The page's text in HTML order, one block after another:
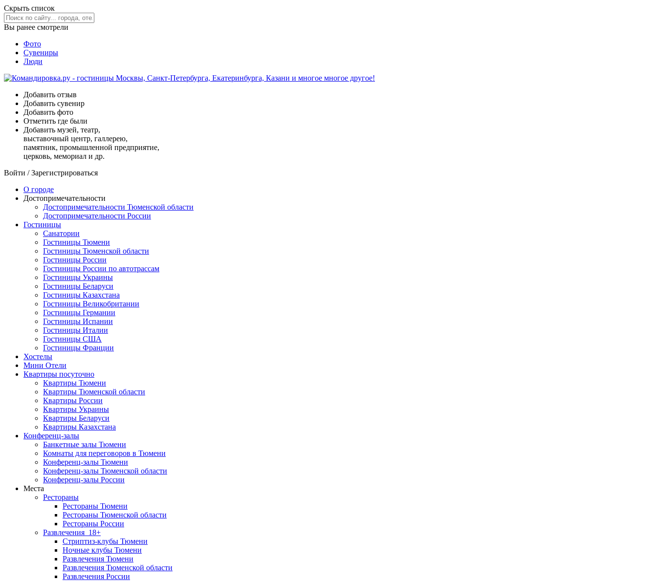
Скрыть список
Вы ранее смотрели
Фото
Сувениры
Люди
Добавить отзыв
Добавить сувенир
Добавить фото
Отметить где были
Добавить музей, театр,
выставочный центр, галлерею,
памятник, промышленной предприятие,
церковь, мемориал и др.
Войти /Зарегистрироваться
О городе
Достопримечательности
Достопримечательности Тюменской области
Достопримечательности России
Гостиницы
Санатории
Гостиницы Тюмени
Гостиницы Тюменской области
Гостиницы России
Гостиницы России по автотрассам
Гостиницы Украины
Гостиницы Беларуси
Гостиницы Казахстана
Гостиницы Великобритании
Гостиницы Германии
Гостиницы Испании
Гостиницы Италии
Гостиницы США
Гостиницы Франции
Хостелы
Мини Отели
Квартиры посуточно
Квартиры Тюмени
Квартиры Тюменской области
Квартиры России
Квартиры Украины
Квартиры Беларуси
Квартиры Казахстана
Конференц-залы
Банкетные залы Тюмени
Комнаты для переговоров в Тюмени
Конференц-залы Тюмени
Конференц-залы Тюменской области
Конференц-залы России
Места
Рестораны
Рестораны Тюмени
Рестораны Тюменской области
Рестораны России
Развлечения 18+
Стриптиз-клубы Тюмени
Ночные клубы Тюмени
Развлечения Тюмени
Развлечения Тюменской области
Развлечения России